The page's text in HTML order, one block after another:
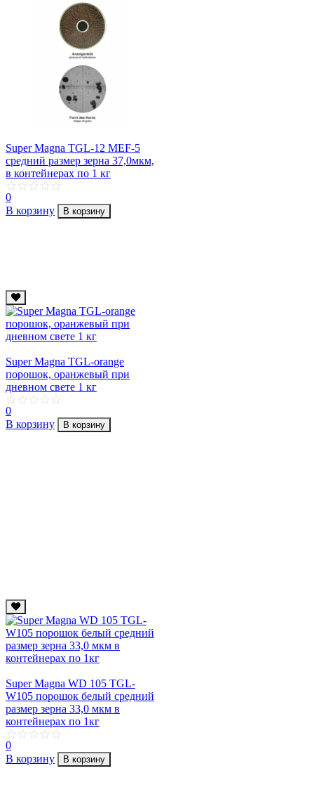
Super Magna TGL-12 MEF-5
средний размер зерна 37,0мкм,
в контейнерах по 1 кг
0
В корзину
В корзину
Super Magna TGL-orange
порошок, оранжевый при
дневном свете 1 кг
0
В корзину
В корзину
Super Magna WD 105 TGL-
W105 порошок белый средний
размер зерна 33,0 мкм в
контейнерах по 1кг
0
В корзину
В корзину